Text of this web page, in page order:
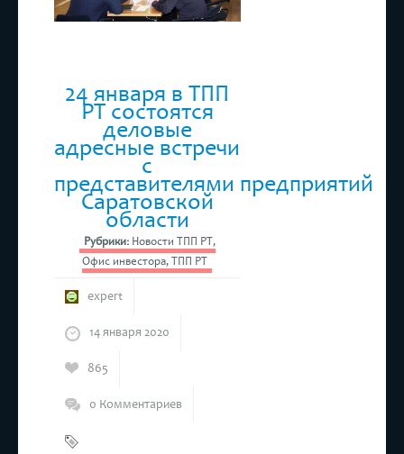
24 января в ТПП
РТ состоятся
деловые
адресные встречи
с
представителями предприятий
Саратовской
области
Рубрики: Новости ТПП РТ,
Офис инвестора,ТПП РТ
expert
14 января 2020
865
0 Комментариев